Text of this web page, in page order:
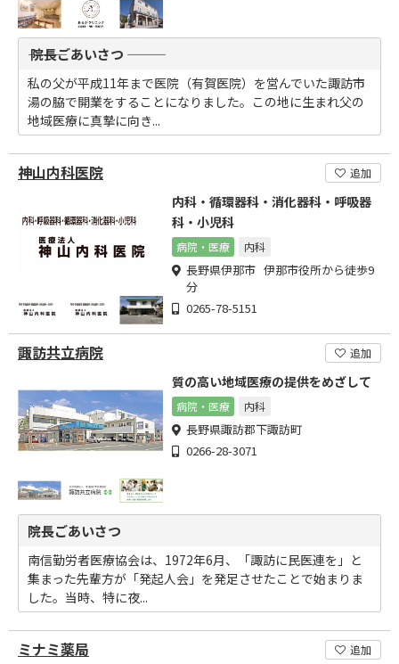
――― 院長ごあいさつ ―――
私の父が平成11年まで医院（有賀医院）を営んでいた諏訪市
湯の脇で開業をすることになりました。この地に生まれ父の
地域医療に真摯に向き...
神山内科医院 追加
内科・循環器科・消化器科・呼吸器
科・小児科
病院・医療 内科
長野県伊那市 伊那市役所から徒歩9
分
0265-78-5151
諏訪共立病院 追加
質の高い地域医療の提供をめざして
病院・医療 内科
長野県諏訪郡下諏訪町
0266-28-3071
院長ごあいさつ
南信勤労者医療協会は、1972年6月、「諏訪に民医連を」と
集まった先輩方が「発起人会」を発足させたことで始まりま
した。当時、特に夜...
ミナミ薬局 追加